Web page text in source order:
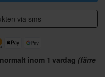
via sms
inom 1 vardag (färre